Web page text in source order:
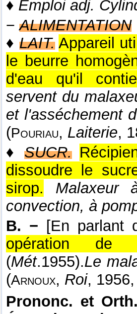
♦ Emploi adj.
−ALIMENTATION
♦ LAIT. Appareil
le beurre
d'eau qu'il
servent du
et l'asséchement
(Pouriau, Laiterie,
♦SUCR.
dissoudre le
sirop.
Malaxeur
convection, à
B. − [En parlant
opération de
(Mét.1955).Le
(Arnoux, Roi, 1956
Prononc. et